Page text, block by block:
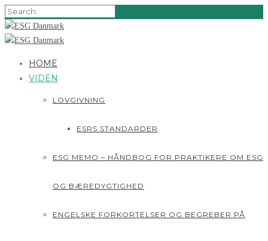
HOME
VIDEN
LOVGIVNING
ESRS STANDARDER
ESG MEMO – HÅNDBOG FOR PRAKTIKERE OM ESG
OG BÆREDYGTIGHED
ENGELSKE FORKORTELSER OG BEGREBER PÅ